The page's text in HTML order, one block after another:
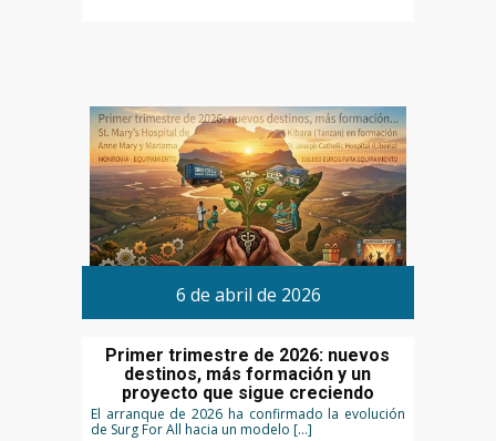
6 de abril de 2026
Primer trimestre de 2026: nuevos
destinos, más formación y un
proyecto que sigue creciendo
El arranque de 2026 ha confirmado la evolución
de Surg For All hacia un modelo […]